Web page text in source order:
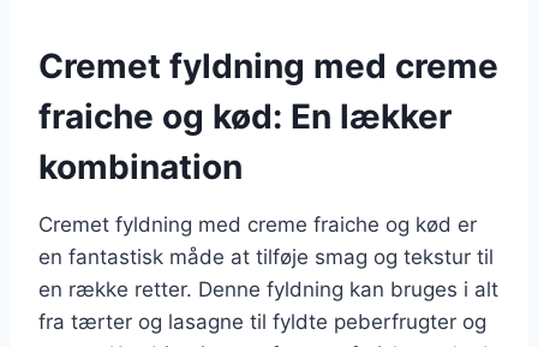
Cremet fyldning med creme
fraiche og kød: En lækker
kombination
Cremet fyldning med creme fraiche og kød er
en fantastisk måde at tilføje smag og tekstur til
en række retter. Denne fyldning kan bruges i alt
fra tærter og lasagne til fyldte peberfrugter og